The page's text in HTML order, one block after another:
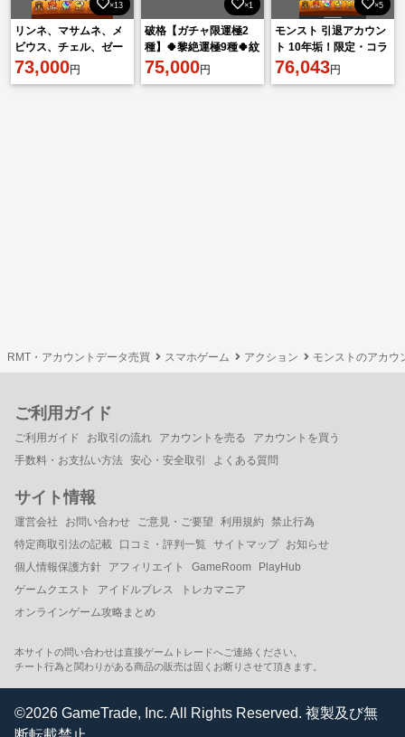
×13
リンネ、マサムネ、メ
ビウス、チェル、ゼー
レ運極 マギア、ニケ
開運
73,000円
×1
破格【ガチャ限運極2
種】🍀黎絶運極9種🍀紋
章21000↑天魔·星墓適
正多数↑チェルノ、ゼー
75,000円
×5
モンスト 引退アカウン
ト 10年垢！限定・コラ
ボ多数
76,043円
RMT・アカウントデータ売買 スマホゲーム アクション モンストのアカウ
ご利用ガイド
ご利用ガイド お取引の流れ アカウントを売る
アカウントを買う
手数料・お支払い方法 安心・安全取引 よくある質問
サイト情報
運営会社 お問い合わせ ご意見・ご要望 利用規約
禁止行為
特定商取引法の記載
口コミ・評判一覧 サイトマップ
お知らせ
個人情報保護方針
アフィリエイト GameRoom
PlayHub
ゲームクエスト
アイドルプレス
トレカマニア
オンラインゲーム攻略まとめ
本サイトの問い合わせは直接ゲームトレードへご連絡ください。
チート行為と関わりがある商品の販売は固くお断りさせて頂きます。
©2026 GameTrade, Inc. All Rights Reserved. 複製及び無